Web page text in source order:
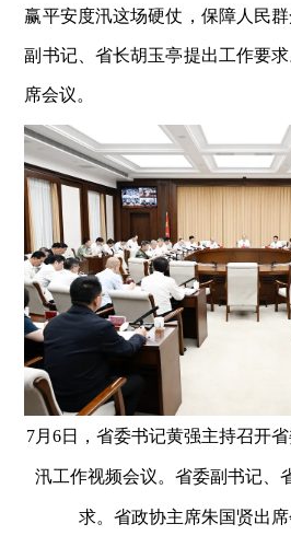
赢平安度汛这场硬仗，保障人民
副书记、省长胡玉亭提出工作要
席会议。
7月6日，省委书记黄强主持召开
汛工作视频会议。省委副书记、
求。省政协主席朱国贤出